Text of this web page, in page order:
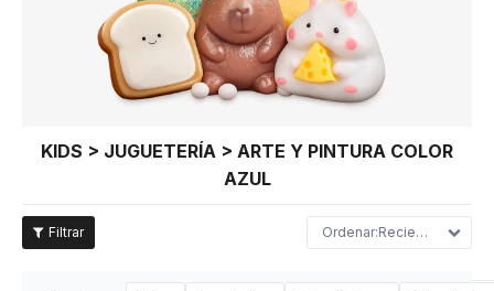
KIDS > JUGUETERÍA > ARTE Y PINTURA COLOR
AZUL
Recientes